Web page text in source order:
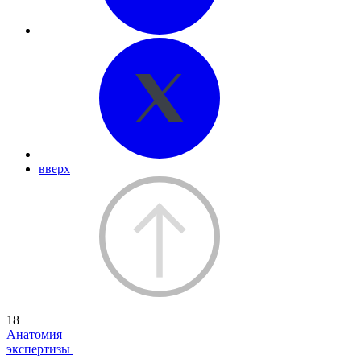
вверх
18+
Анатомия
экспертизы